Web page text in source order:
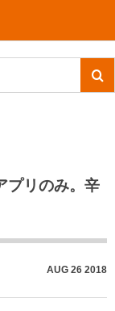
プリのみ。辛
AUG 26 2018